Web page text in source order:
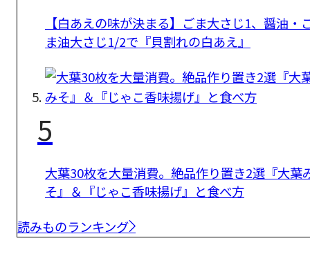
【白あえの味が決まる】ごま大さじ1、醤油・
ま油大さじ1/2で『貝割れの白あえ』
5
大葉30枚を大量消費。絶品作り置き2選『大葉
そ』＆『じゃこ香味揚げ』と食べ方
読みものランキング